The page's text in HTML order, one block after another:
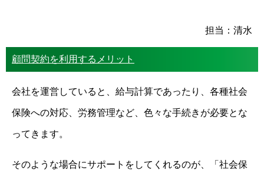
担当：清水
顧問契約を利用するメリット
会社を運営していると、給与計算であったり、各種社会
保険への対応、労務管理など、色々な手続きが必要とな
ってきます。
そのような場合にサポートをしてくれるのが、「社会保